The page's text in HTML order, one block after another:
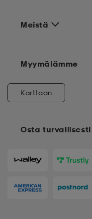
Meistä
Osta turvallisesti
Myymälämme
Karttaan